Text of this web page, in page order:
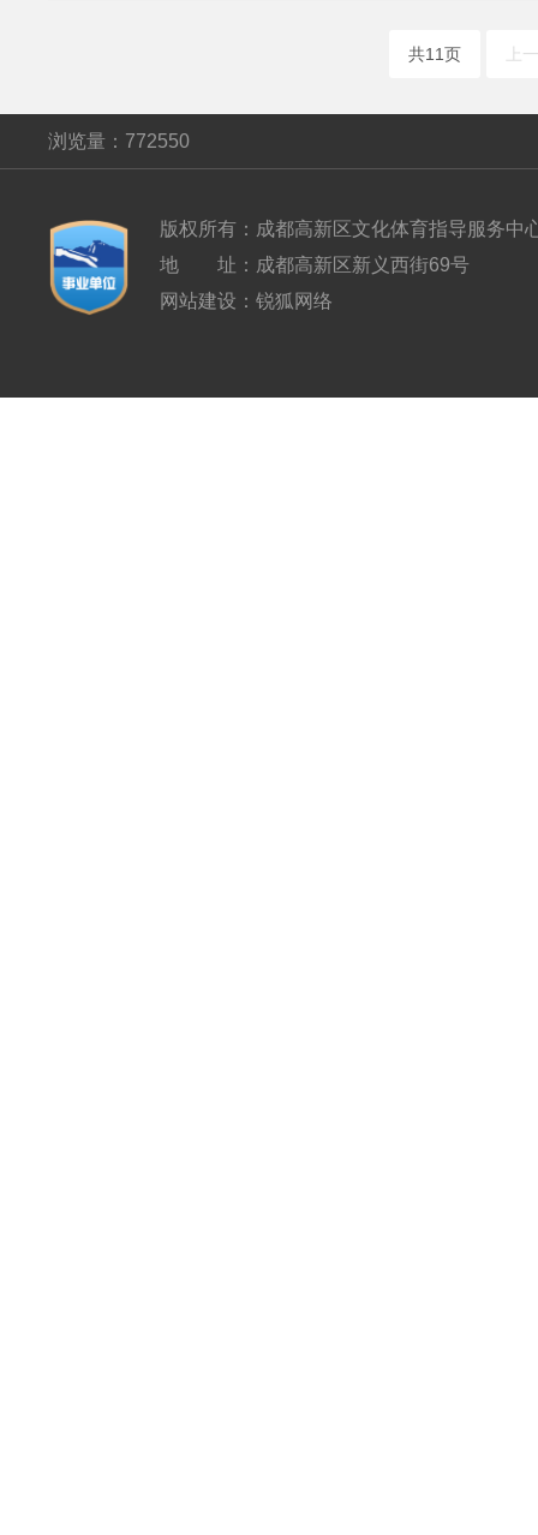
共11页 上
浏览量： 772550
版权所有： 成都高新区文化体育指导服务中
地 址： 成都高新区新义西街69号
网站建设 ： 锐狐网络